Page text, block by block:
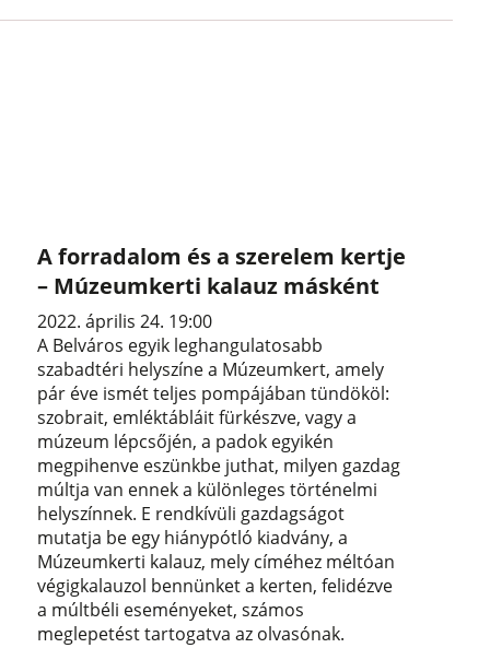
A forradalom és a szerelem kertje
– Múzeumkerti kalauz másként
2022. április 24. 19:00
A Belváros egyik leghangulatosabb
szabadtéri helyszíne a Múzeumkert, amely
pár éve ismét teljes pompájában tündököl:
szobrait, emléktábláit fürkészve, vagy a
múzeum lépcsőjén, a padok egyikén
megpihenve eszünkbe juthat, milyen gazdag
múltja van ennek a különleges történelmi
helyszínnek. E rendkívüli gazdagságot
mutatja be egy hiánypótló kiadvány, a
Múzeumkerti kalauz, mely címéhez méltóan
végigkalauzol bennünket a kerten, felidézve
a múltbéli eseményeket, számos
meglepetést tartogatva az olvasónak.